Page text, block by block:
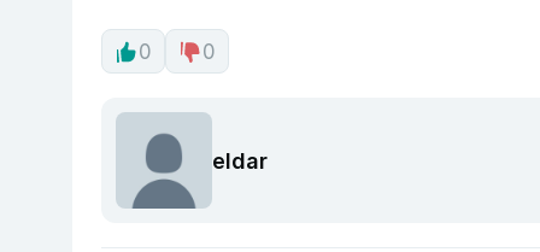
0 0
eldar